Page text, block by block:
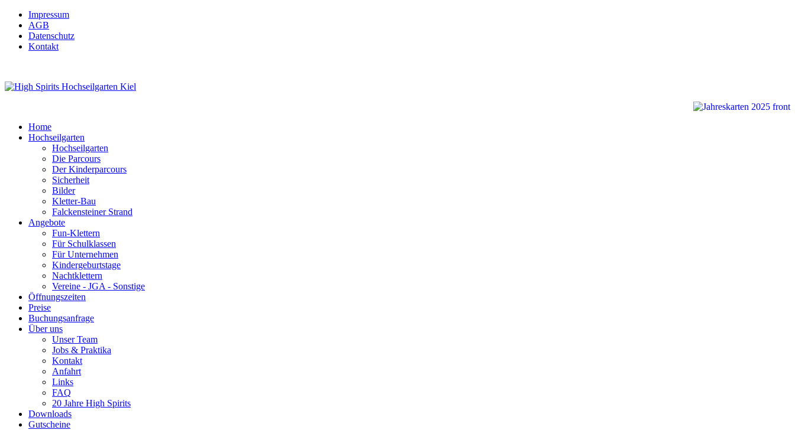
Impressum
AGB
Datenschutz
Kontakt
Home
Hochseilgarten
Hochseilgarten
Die Parcours
Der Kinderparcours
Sicherheit
Bilder
Kletter-Bau
Falckensteiner Strand
Angebote
Fun-Klettern
Für Schulklassen
Für Unternehmen
Kindergeburtstage
Nachtklettern
Vereine - JGA - Sonstige
Öffnungszeiten
Preise
Buchungsanfrage
Über uns
Unser Team
Jobs & Praktika
Kontakt
Anfahrt
Links
FAQ
20 Jahre High Spirits
Downloads
Gutscheine